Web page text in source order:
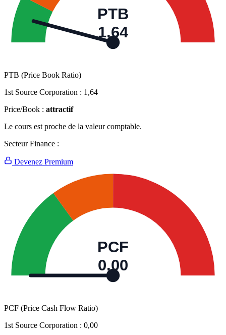
PTB
1,64
PTB (Price Book Ratio)
1st Source Corporation : 1,64
Price/Book : attractif
Le cours est proche de la valeur comptable.
Secteur Finance :
Devenez Premium
PCF
0,00
PCF (Price Cash Flow Ratio)
1st Source Corporation : 0,00